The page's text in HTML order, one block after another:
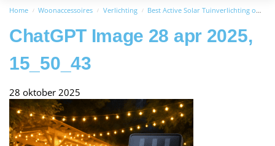
Home / Woonaccessoires / Verlichting / Best Active Solar Tuinverlichting op Zonne Energie – 100 LED Lichtsnoer Buiten – 10 Meter Verlicht
ChatGPT Image 28 apr 2025,
15_50_43
28 oktober 2025